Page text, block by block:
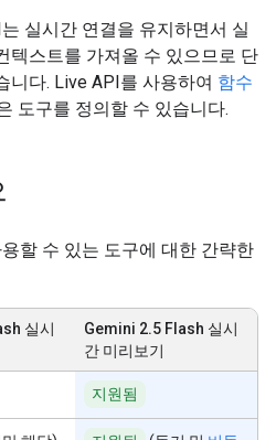
실시간 연결을 유지하면서 실
텍스트를 가져올 수 있으므로 단
니다. Live API를 사용하여 함수
도구를 정의할 수 있습니다.
할 수 있는 도구에 대한 간략한
실시
Gemini 2.5 Flash 실시
간 미리보기
지원됨